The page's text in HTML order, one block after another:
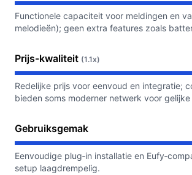
Functionele capaciteit voor meldingen en
melodieën); geen extra features zoals
Prijs-kwaliteit (1.1x)
Redelijke prijs voor eenvoud en integratie;
bieden soms moderner netwerk voor gelijke
Gebruiksgemak
Eenvoudige plug‑in installatie en
setup laagdrempelig.